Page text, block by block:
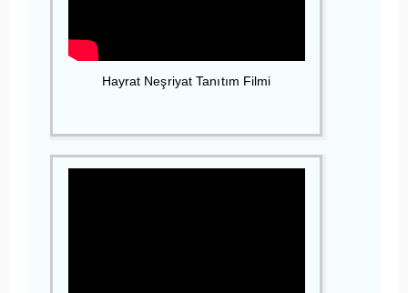
Hayrat Neşriyat Tanıtım Filmi